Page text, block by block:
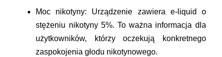
Moc nikotyny: Urządzenie zawiera e-liquid o
stężeniu nikotyny 5%. To ważna informacja dla
użytkowników, którzy oczekują konkretnego
zaspokojenia głodu nikotynowego.